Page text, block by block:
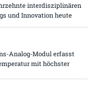
interdisziplinären
und Innovation heute
Analog-Modul erfasst
mit höchster